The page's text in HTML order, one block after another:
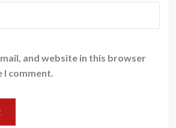
and website in this browser
comment.